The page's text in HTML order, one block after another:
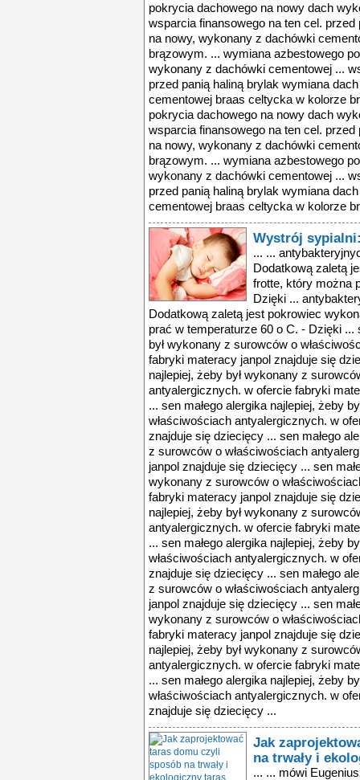
pokrycia dachowego na nowy dach
wsparcia finansowego na ten cel.
na nowy, wykonany z dachówki
brązowym. ... wymiana azbestowego
wykonany z dachówki cementowej ...
przed panią haliną brylak wymiana
cementowej braas celtycka w kolorze
pokrycia dachowego na nowy dach
wsparcia finansowego na ten cel.
na nowy, wykonany z dachówki
brązowym. ... wymiana azbestowego
wykonany z dachówki cementowej ...
przed panią haliną brylak wymiana
cementowej braas celtycka w kolorze
Wystrój
... ...
Dodatkową zaletą
frotte, który można
Dzięki ...
Dodatkową zaletą jest pokrowiec
prać w temperaturze 60 o C. - Dzięki ...
był wykonany z surowców o
fabryki materacy janpol znajduje się
najlepiej, żeby był wykonany z
antyalergicznych. w ofercie fabryki
... sen małego alergika najlepiej, żeby
właściwościach antyalergicznych. w
znajduje się dziecięcy ... sen małego
z surowców o właściwościach
janpol znajduje się dziecięcy ... sen
wykonany z surowców o
fabryki materacy janpol znajduje się
najlepiej, żeby był wykonany z
antyalergicznych. w ofercie fabryki
... sen małego alergika najlepiej, żeby
właściwościach antyalergicznych. w
znajduje się dziecięcy ... sen małego
z surowców o właściwościach
janpol znajduje się dziecięcy ... sen
wykonany z surowców o
fabryki materacy janpol znajduje się
najlepiej, żeby był wykonany z
antyalergicznych. w ofercie fabryki
... sen małego alergika najlepiej, żeby
właściwościach antyalergicznych. w
znajduje się dziecięcy ...
Jak
na trwały i
... ... mówi